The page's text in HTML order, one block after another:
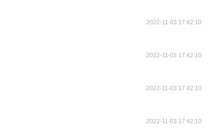
2022-11-03 17:42:10
2022-11-03 17:42:10
2022-11-03 17:42:10
2022-11-03 17:42:10